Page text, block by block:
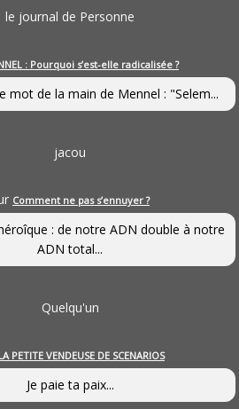
le journal de Personne
: Pourquoi s’est-elle radicalisée ?
mot de la main de Mennel : "Selem...
jacou
Comment ne pas s’ennuyer ?
: de notre ADN double à notre
ADN total...
Quelqu'un
PETITE VENDEUSE DE SCENARIOS
Je paie ta paix...